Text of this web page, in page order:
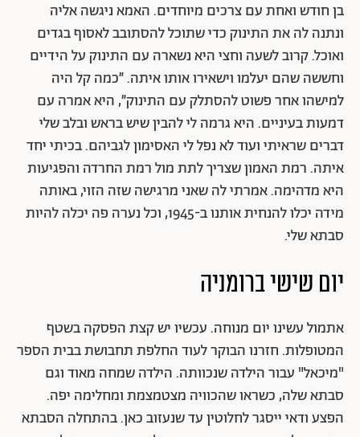
בן חודש ואחת עם צרכים מיוחדים. האמא ניגשה אליה
ונתנה לה את התינוק כדי שתוכל להסתובב לאסוף בגדים
ואוכל. קרוב לשעה וחצי היא נשארה עם התינוק על הידיים
וחששה שהם יעלמו וישאירו אותו איתה. ״כמה קל היה
למישהו אחר פשוט להסתלק עם התינוק״, היא אמרה עם
דמעות בעיניים. היא גרמה לי להבין שיש בראש ובלב שלי
דברים שראיתי ועוד לא נפל לי האסימון לגביהם. בכיתי יחד
איתה. רמת האמון שצריך לתת מול רמת החרדה והפגיעות
היא מדהימה. אמרתי לה שאני מרגישה שזה הזוי, באותה
מידה יכלו להנחית אותנו ב-1945, וכל נערה פה יכלה להיות
סבתא שלי.
יום שישי ברומניה
אתמול עשינו יום מנוחה. עכשיו יש קצת הפסקה בשטף
המטופלות. חזרנו הבוקר לעוד החלפת תחבושת בבית הספר
"מיכאל" עבור הילדה שנכוותה. הילדה שמחה מאוד וגם
סבתא שלה, כשראו שהכוויה מצטמצמת ומחלימה יפה.
הפצע ודאי ייסגר לחלוטין עד שנעזוב כאן. בהתחלה הסבתא